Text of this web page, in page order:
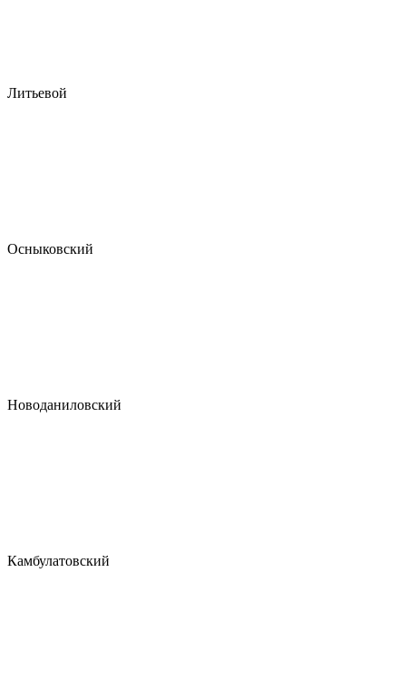
Литьевой
Осныковский
Новоданиловский
Камбулатовский